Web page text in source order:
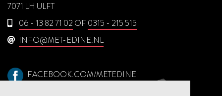
7071 LH ULFT
06 - 13 82 71 02 OF 0315 - 215 515
INFO@MET-EDINE.NL
FACEBOOK.COM/METEDINE